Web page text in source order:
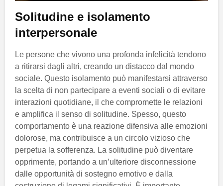
Solitudine e isolamento
interpersonale
Le persone che vivono una profonda infelicità tendono
a ritirarsi dagli altri, creando un distacco dal mondo
sociale. Questo isolamento può manifestarsi attraverso
la scelta di non partecipare a eventi sociali o di evitare
interazioni quotidiane, il che compromette le relazioni
e amplifica il senso di solitudine. Spesso, questo
comportamento è una reazione difensiva alle emozioni
dolorose, ma contribuisce a un circolo vizioso che
perpetua la sofferenza. La solitudine può diventare
opprimente, portando a un’ulteriore disconnessione
dalle opportunità di sostegno emotivo e dalla